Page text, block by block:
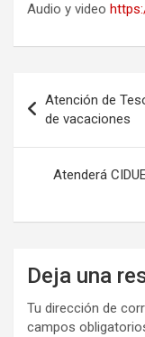
Audio y video
de
entradas
Atención de
de vacaciones
Atenderá
Deja una
Tu dirección de
campos